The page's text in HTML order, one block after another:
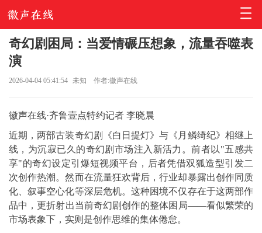
奇幻剧困局：当爱情碾压想象，流量吞噬表
演
2026-04-04 05:41:54 未知 作者:徽声在线
徽声在线·齐鲁壹点特约记者 李晓晨
近期，两部古装奇幻剧《白日提灯》与《月鳞绮纪》相继上
线，为沉寂已久的奇幻剧市场注入新活力。前者以"五感共
享"的奇幻设定引爆短视频平台，后者凭借双狐造型引发二
次创作热潮。然而在流量狂欢背后，行业却暴露出创作同质
化、叙事空心化等深层危机。这种困境不仅存在于这两部作
品中，更折射出当前奇幻剧创作的整体困局——看似繁荣的
市场表象下，实则是创作思维的集体倦怠。